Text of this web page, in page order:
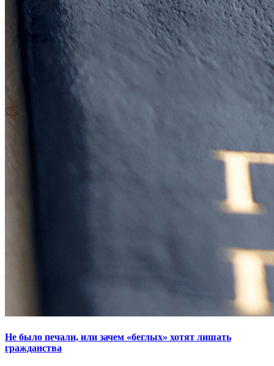
Не было печали, или зачем «беглых» хотят лишать
гражданства